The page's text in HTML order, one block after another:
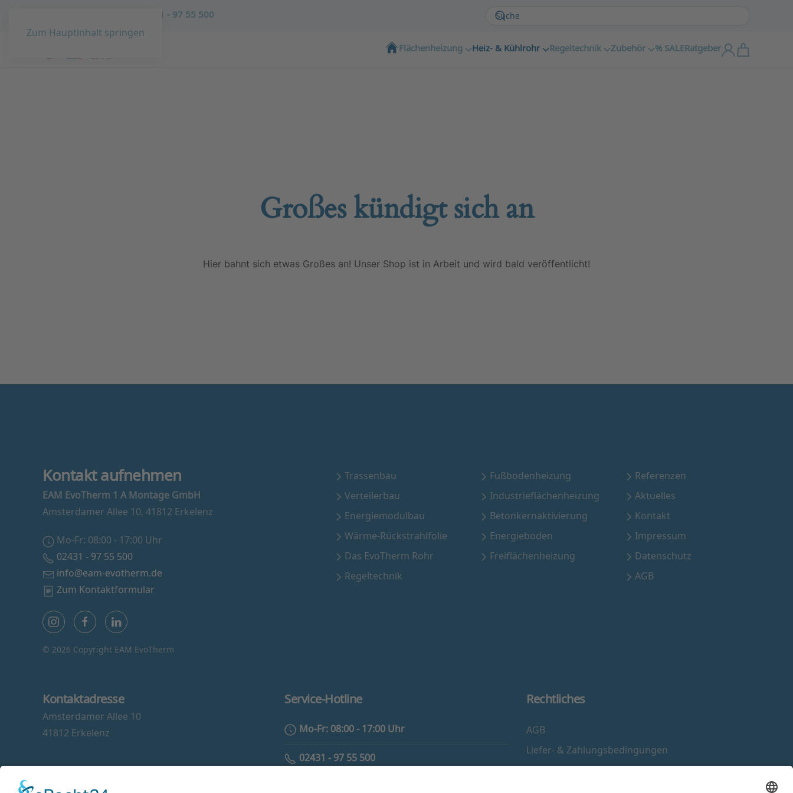
Zum Hauptinhalt springen
02431 - 97 55 500
Flächenheizung Heiz- & Kühlrohr Regeltechnik Zubehör % SALERatgeber
Großes kündigt sich an
Hier bahnt sich etwas Großes an! Unser Shop ist in Arbeit und wird bald veröffentlicht!
Kontakt aufnehmen
EAM EvoTherm 1 A Montage GmbH
Amsterdamer Allee 10, 41812 Erkelenz
Mo-Fr: 08:00 - 17:00 Uhr
02431 - 97 55 500
info@eam-evotherm.de
Zum Kontaktformular
© 2026 Copyright EAM EvoTherm
Trassenbau
Verteilerbau
Energiemodulbau
Wärme-Rückstrahlfolie
Das EvoTherm Rohr
Regeltechnik
Fußbodenheizung
Industrieflächenheizung
Betonkernaktivierung
Energieboden
Freiflächenheizung
Referenzen
Aktuelles
Kontakt
Impressum
Datenschutz
AGB
Kontaktadresse
Amsterdamer Allee 10
41812 Erkelenz
Service-Hotline
Mo-Fr: 08:00 - 17:00 Uhr
02431 - 97 55 500
Rechtliches
AGB
Liefer- & Zahlungsbedingungen